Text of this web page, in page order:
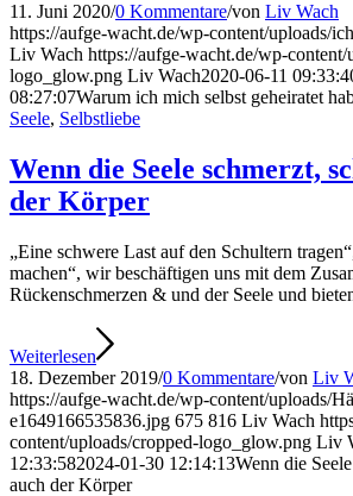
11. Juni 2020/0 Kommentare/von Liv Wach
https://aufge-wacht.de/wp-content/uploads/
Liv Wach https://aufge-wacht.de/wp-content/
logo_glow.png Liv Wach2020-06-11
08:27:07Warum ich mich selbst geheiratet
Seele, Selbstliebe
Wenn die Seele schmerzt,
der Körper
„Eine schwere Last auf den Schultern
machen“, wir beschäftigen uns mit dem
Rückenschmerzen & und der Seele und
Weiterlesen
18. Dezember 2019/0 Kommentare/von Liv
https://aufge-wacht.de/wp-content/uploads/
e1649166535836.jpg 675 816 Liv Wach
content/uploads/cropped-logo_glow.png Liv
12:33:582024-01-30 12:14:13Wenn die
auch der Körper